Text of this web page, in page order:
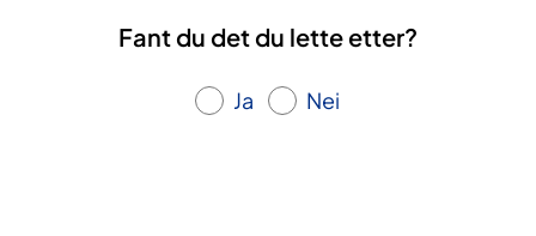
Fant du det du lette etter?
Ja Nei